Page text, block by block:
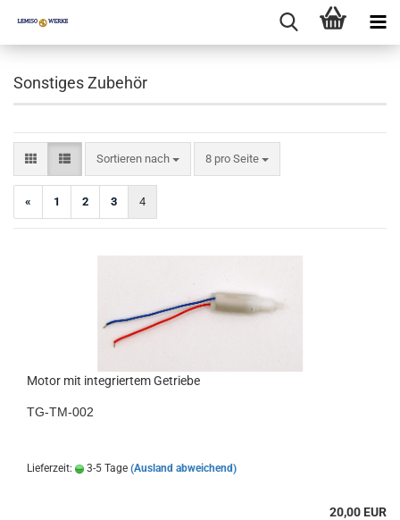
Sonstiges Zubehör
Sortieren nach
Sortieren nach 8 pro Seite
pro Seite
« 1 2 3 4
Motor mit integriertem Getriebe
TG-TM-002
Lieferzeit: 3-5 Tage (Ausland abweichend)
20,00 EUR